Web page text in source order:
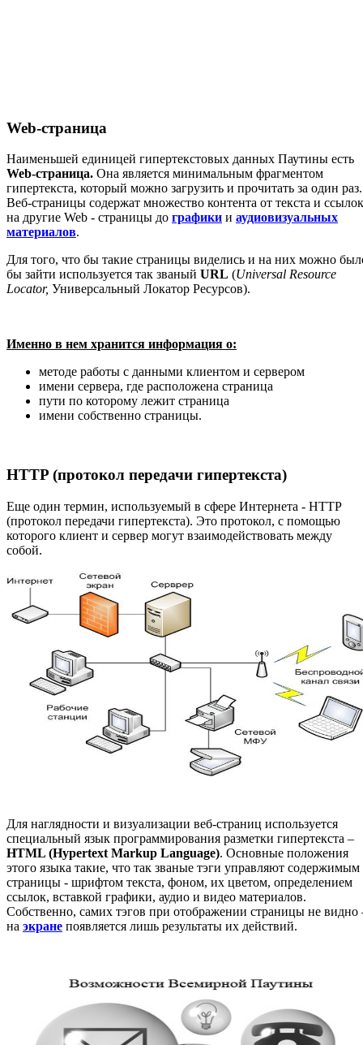
Web-страница
Наименьшей единицей гипертекстовых данных Паутины есть
Web-страница. Она является минимальным фрагментом
гипертекста, который можно загрузить и прочитать за один раз.
Веб-страницы содержат множество контента от текста и ссылок
на другие Web - страницы до графики и аудиовизуальных
материалов.
Для того, что бы такие страницы виделись и на них можно
бы зайти используется так званый URL (Universal Resource
Locator, Универсальный Локатор Ресурсов).
Именно в нем хранится информация о:
методе работы с данными клиентом и сервером
имени сервера, где расположена страница
пути по которому лежит страница
имени собственно страницы.
HTTP (протокол передачи гипертекста)
Еще один термин, используемый в сфере Интернета - HTTP
(протокол передачи гипертекста). Это протокол, с помощью
которого клиент и сервер могут взаимодействовать между
собой.
Для наглядности и визуализации веб-страниц используется
специальный язык программирования разметки гипертекста –
HTML (Hypertext Markup Language). Основные положения
этого языка такие, что так званые тэги управляют содержимым
страницы - шрифтом текста, фоном, их цветом, определением
ссылок, вставкой графики, аудио и видео материалов.
Собственно, самих тэгов при отображении страницы не видно
на экране появляется лишь результаты их действий.